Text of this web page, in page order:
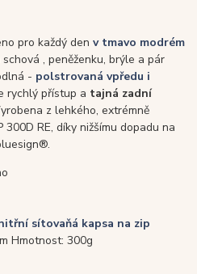
pro každý den v tmavo modrém
, peněženku, brýle a pár
- polstrovaná vpředu i
rychlý přístup a tajná zadní
yrobena z lehkého, extrémně
RE, díky nižšímu dopadu na
sítovaňá kapsa na zip
Hmotnost: 300g